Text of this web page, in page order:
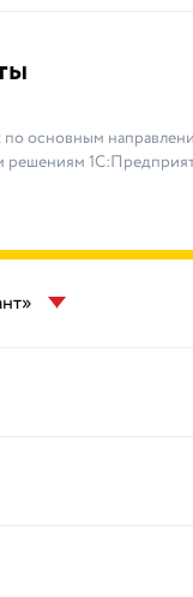
основным
решениям